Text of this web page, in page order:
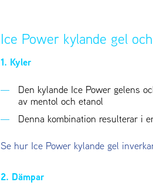
Ice Power kylande gel
1. Kyler
Den kylande Ice Power gelens
av mentol och etanol
Denna kombination resulterar i
Se hur Ice Power kylande gel
2. Dämpar